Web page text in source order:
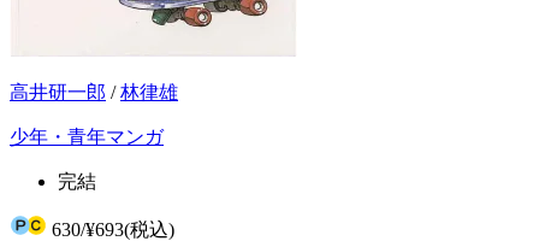
高井研一郎 /林律雄
少年・青年マンガ
完結
630/¥693(税込)